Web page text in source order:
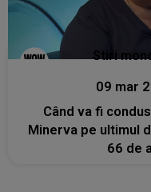
Stiri
09 mar
Când va fi
Minerva pe ultimul
66 de